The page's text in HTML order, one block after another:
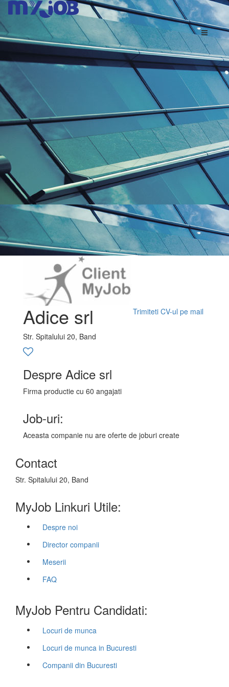
Adice srl
Str. Spitalului 20, Band
Trimiteti CV-ul pe mail
Despre Adice srl
Firma productie cu 60 angajati
Job-uri:
Aceasta companie nu are oferte de joburi create
Contact
Str. Spitalului 20, Band
MyJob Linkuri Utile:
Despre noi
Director companii
Meserii
FAQ
MyJob Pentru Candidati:
Locuri de munca
Locuri de munca in Bucuresti
Companii din Bucuresti